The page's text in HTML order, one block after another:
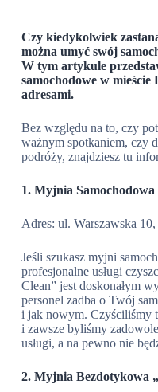
Czy kiedykolwiek
można umyć swój
W tym artykule
samochodowe w
adresami.
Bez względu na to, czy
ważnym spotkaniem, czy
podróży, znajdziesz tu
1. Myjnia
Adres: ul. Warszawska
Jeśli szukasz myjni
profesjonalne usługi
Clean” jest doskonałym
personel zadba o Twój
i jak nowym. Czyściliśmy
i zawsze byliśmy
usługi, a na pewno nie
2. Myjnia Bezdotykowa